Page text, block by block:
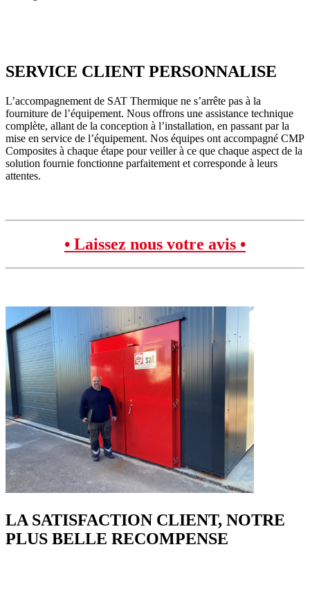
SERVICE CLIENT PERSONNALISE
L’accompagnement de SAT Thermique ne s’arrête pas à la
fourniture de l’équipement. Nous offrons une assistance technique
complète, allant de la conception à l’installation, en passant par la
mise en service de l’équipement. Nos équipes ont accompagné CMP
Composites à chaque étape pour veiller à ce que chaque aspect de la
solution fournie fonctionne parfaitement et corresponde à leurs
attentes.
• Laissez nous votre avis •
LA SATISFACTION CLIENT, NOTRE
PLUS BELLE RECOMPENSE